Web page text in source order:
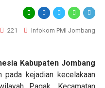
221 Infokom PMI Jombang
Kabupaten Jombang
pada kejadian kecelakaan